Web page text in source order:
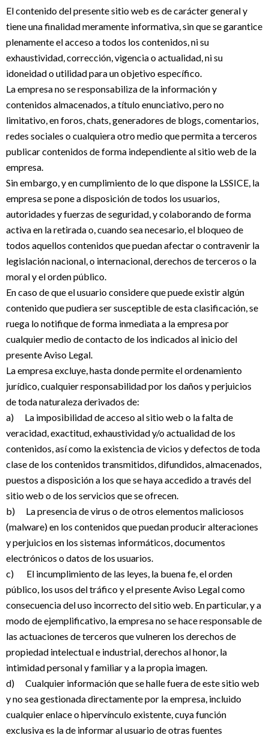
El contenido del presente sitio web es de carácter general y
tiene una finalidad meramente informativa, sin que se garantice
plenamente el acceso a todos los contenidos, ni su
exhaustividad, corrección, vigencia o actualidad, ni su
idoneidad o utilidad para un objetivo específico.
La empresa no se responsabiliza de la información y
contenidos almacenados, a título enunciativo, pero no
limitativo, en foros, chats, generadores de blogs, comentarios,
redes sociales o cualquiera otro medio que permita a terceros
publicar contenidos de forma independiente al sitio web de la
empresa.
Sin embargo, y en cumplimiento de lo que dispone la LSSICE, la
empresa se pone a disposición de todos los usuarios,
autoridades y fuerzas de seguridad, y colaborando de forma
activa en la retirada o, cuando sea necesario, el bloqueo de
todos aquellos contenidos que puedan afectar o contravenir la
legislación nacional, o internacional, derechos de terceros o la
moral y el orden público.
En caso de que el usuario considere que puede existir algún
contenido que pudiera ser susceptible de esta clasificación, se
ruega lo notifique de forma inmediata a la empresa por
cualquier medio de contacto de los indicados al inicio del
presente Aviso Legal.
La empresa excluye, hasta donde permite el ordenamiento
jurídico, cualquier responsabilidad por los daños y perjuicios
de toda naturaleza derivados de:
a) La imposibilidad de acceso al sitio web o la falta de
veracidad, exactitud, exhaustividad y/o actualidad de los
contenidos, así como la existencia de vicios y defectos de toda
clase de los contenidos transmitidos, difundidos, almacenados,
puestos a disposición a los que se haya accedido a través del
sitio web o de los servicios que se ofrecen.
b) La presencia de virus o de otros elementos maliciosos
(malware) en los contenidos que puedan producir alteraciones
y perjuicios en los sistemas informáticos, documentos
electrónicos o datos de los usuarios.
c) El incumplimiento de las leyes, la buena fe, el orden
público, los usos del tráfico y el presente Aviso Legal como
consecuencia del uso incorrecto del sitio web. En particular, y a
modo de ejemplificativo, la empresa no se hace responsable de
las actuaciones de terceros que vulneren los derechos de
propiedad intelectual e industrial, derechos al honor, la
intimidad personal y familiar y a la propia imagen.
d) Cualquier información que se halle fuera de este sitio web
y no sea gestionada directamente por la empresa, incluido
cualquier enlace o hipervínculo existente, cuya función
exclusiva es la de informar al usuario de otras fuentes